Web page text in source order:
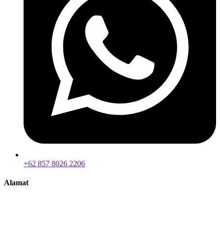
+62 857 8026 2206
Alamat